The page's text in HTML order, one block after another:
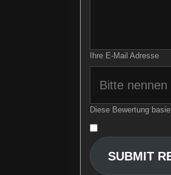
Ihre E-Mail Adresse
Diese Bewertung
SUBMIT